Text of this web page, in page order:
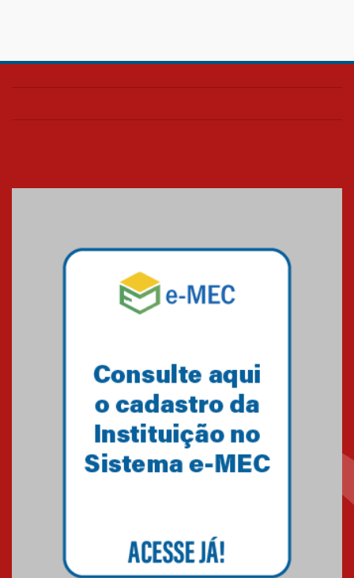
Confira como foi o culto mensal
Mackenzie mobiliza campanha
solidária para apoiar famílias em
Minas Gerais
Primeiro culto do ano ressalta o
27.02.2026